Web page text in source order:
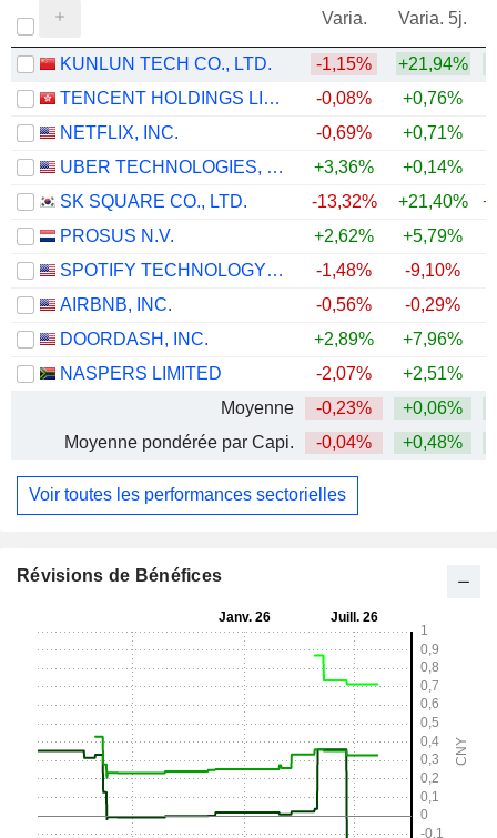
Varia. Varia. 5j.
KUNLUN TECH CO., LTD. -1,15% +21,94%
TENCENT HOLDINGS LIMITED
-0,08% +0,76%
NETFLIX, INC.
-0,69% +0,71%
UBER TECHNOLOGIES, INC.
+3,36% +0,14%
SK SQUARE CO., LTD.
-13,32% +21,40%
PROSUS N.V.
+2,62% +5,79%
SPOTIFY TECHNOLOGY S.A.
-1,48% -9,10%
AIRBNB, INC.
-0,56% -0,29%
DOORDASH, INC.
+2,89% +7,96%
NASPERS LIMITED
-2,07% +2,51%
Moyenne
-0,23% +0,06%
Moyenne pondérée par Capi.
-0,04% +0,48%
Voir toutes les performances sectorielles
Révisions de Bénéfices